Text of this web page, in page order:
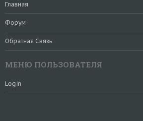
Главная
Форум
Обратная Связь
МЕНЮ ПОЛЬЗОВАТЕЛЯ
Login